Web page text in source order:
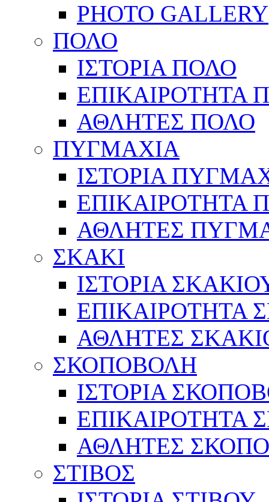
PHOTO GALLERY
ΠΟΛΟ
ΙΣΤΟΡΙΑ ΠΟΛΟ
ΕΠΙΚΑΙΡΟΤΗΤΑ
ΑΘΛΗΤΕΣ ΠΟΛΟ
ΠΥΓΜΑΧΙΑ
ΙΣΤΟΡΙΑ
ΕΠΙΚΑΙΡΟΤΗΤΑ
ΑΘΛΗΤΕΣ
ΣΚΑΚΙ
ΙΣΤΟΡΙΑ
ΕΠΙΚΑΙΡΟΤΗΤΑ
ΑΘΛΗΤΕΣ
ΣΚΟΠΟΒΟΛΗ
ΙΣΤΟΡΙΑ
ΕΠΙΚΑΙΡΟΤΗΤΑ
ΑΘΛΗΤΕΣ
ΣΤΙΒΟΣ